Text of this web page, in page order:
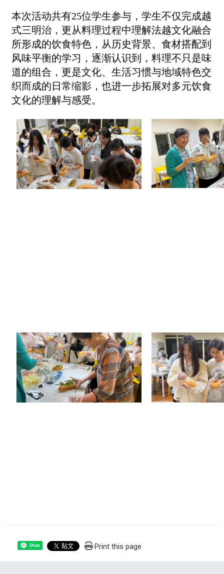
本次活动共有25位学生参与，学生不仅完成越
式三明治，更从料理过程中理解法越文化融合
所形成的饮食特色，从历史背景、食材搭配到
风味平衡的学习，逐渐认识到，料理不只是味
道的组合，更是文化、生活习惯与地域特色交
织而成的日常缩影，也进一步拓展对多元饮食
文化的理解与感受。
Share Print this page